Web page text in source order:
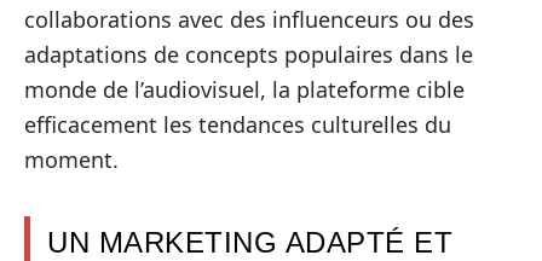
collaborations avec des influenceurs ou des
adaptations de concepts populaires dans le
monde de l’audiovisuel, la plateforme cible
efficacement les tendances culturelles du
moment.
UN MARKETING ADAPTÉ ET